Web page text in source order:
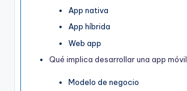
App nativa
App híbrida
Web app
Qué implica desarrollar una app móvil
Modelo de negocio